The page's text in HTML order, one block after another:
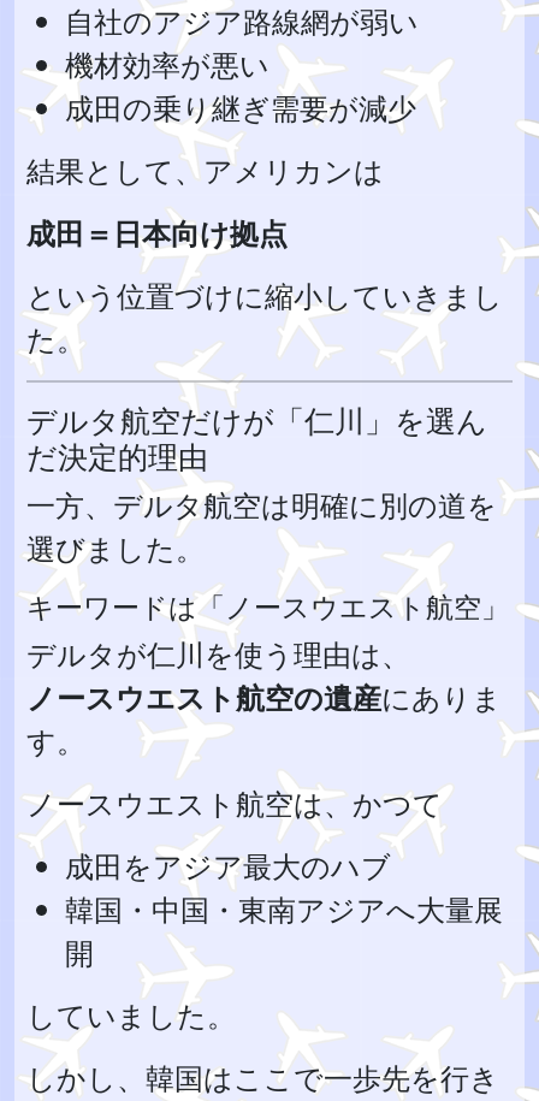
自社のアジア路線網が弱い
機材効率が悪い
成田の乗り継ぎ需要が減少
結果として、アメリカンは
成田＝日本向け拠点
という位置づけに縮小していきまし
た。
デルタ航空だけが「仁川」を選ん
だ決定的理由
一方、デルタ航空は明確に別の道を
選びました。
キーワードは「ノースウエスト航空」
デルタが仁川を使う理由は、
ノースウエスト航空の遺産にありま
す。
ノースウエスト航空は、かつて
成田をアジア最大のハブ
韓国・中国・東南アジアへ大量展
開
していました。
しかし、韓国はここで一歩先を行き